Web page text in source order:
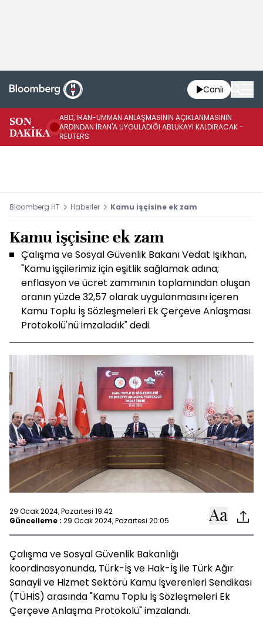
Canlı
SON
DAKİKA
ABD, İRAN-UMMAN ANLAŞMASININ AÇIKLANMASININ
ARDINDAN İRAN'A UYGULADIĞI ABLUKAYI KALDIRACAK -
REUTERS
Bloomberg HT Haberler Kamu işçisine ek zam
Kamu işçisine ek zam
Çalışma ve Sosyal Güvenlik Bakanı Vedat Işıkhan,
"Kamu işçilerimiz için eşitlik sağlamak adına;
enflasyon ve ücret zammının toplamından oluşan
oranın yüzde 32,57 olarak uygulanmasını içeren
Kamu Toplu İş Sözleşmeleri Ek Çerçeve Anlaşması
Protokolü'nü imzaladık" dedi.
29 Ocak 2024, Pazartesi 19:42
Güncelleme : 29 Ocak 2024, Pazartesi 20:05
Çalışma ve Sosyal Güvenlik Bakanlığı
koordinasyonunda, Türk-İş ve Hak-İş ile Türk Ağır
Sanayii ve Hizmet Sektörü Kamu İşverenleri Sendikası
(TÜHİS) arasında "Kamu Toplu İş Sözleşmeleri Ek
Çerçeve Anlaşma Protokolü" imzalandı.